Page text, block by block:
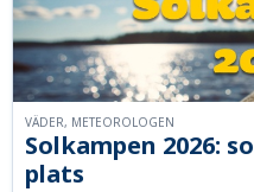
Solkampen 2026:
plats
VÄDER, METEOROLOGEN